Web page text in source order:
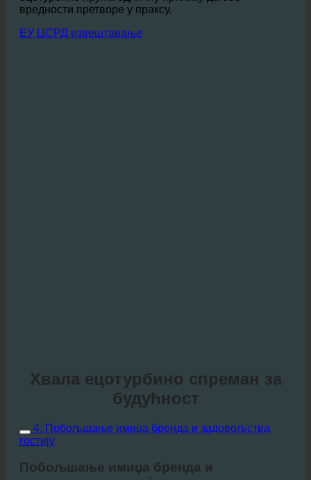
еколошки смештај.Посебно за хотелске ланце
посвећене одрживом пословном моделу,
ецотурбино пружа одличну прилику да ове
вредности претворе у праксу.
Хвала ецотурбино спреман за
будућност
4. Побољшање имиџа бренда и задовољства
гостију